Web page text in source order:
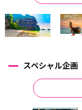
スペシャル企画